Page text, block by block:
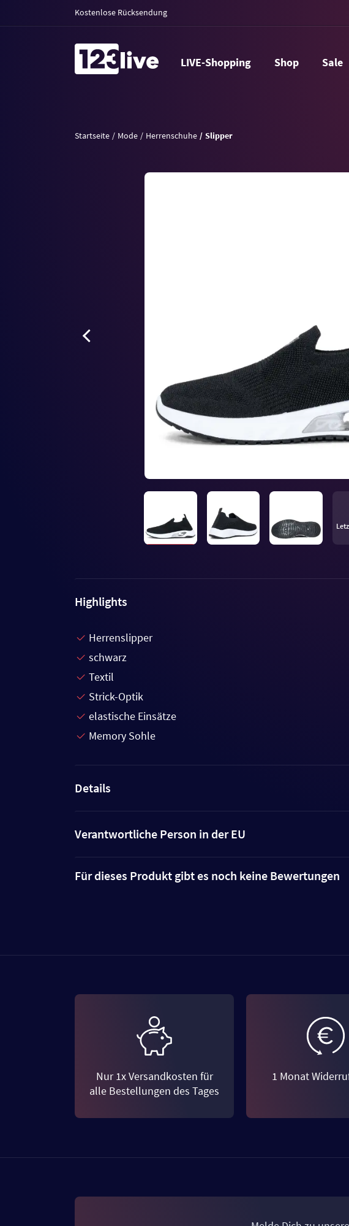
Kostenlose Rücksendung
LIVE-Shopping Shop Sale
Startseite Mode Herrenschuhe Slipper
Highlights
Herrenslipper
schwarz
Textil
Strick-Optik
elastische Einsätze
Memory Sohle
Details
Verantwortliche Person in der EU
Für dieses Produkt gibt es noch keine Bewertungen
Nur 1x Versandkosten für
alle Bestellungen des Tages
1 Monat